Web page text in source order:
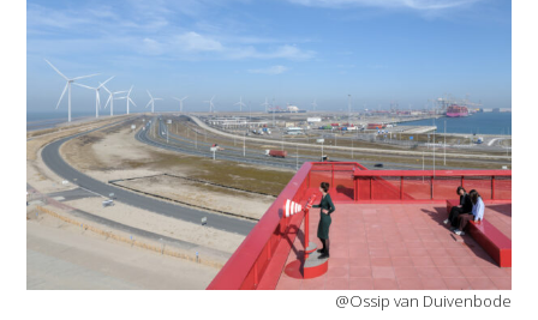
@Ossip van Duivenbode